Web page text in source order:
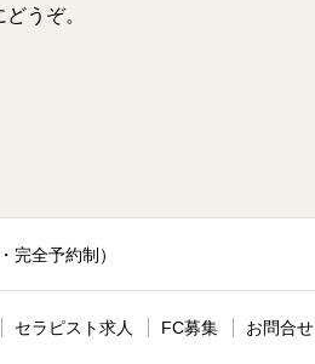
うぞ。
完全予約制）
セラピスト求人 FC募集 お問合せ